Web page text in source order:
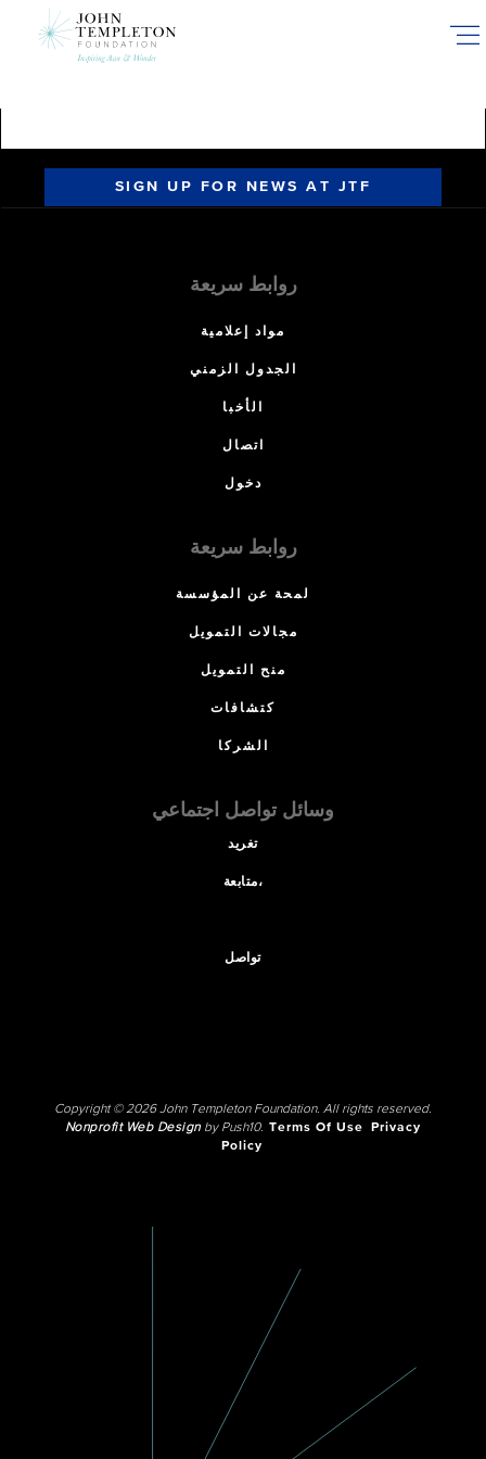
SIGN UP FOR NEWS AT JTF
روابط سريعة
مواد إعلامية
الجدول الزمني
الأخبا
اتصال
دخول
روابط سريعة
لمحة عن المؤسسة
مجالات التمويل
منح التمويل
كتشافات
الشركا
وسائل تواصل اجتماعي
تغريد
متابعة،
تواصل
Copyright © 2026 John Templeton Foundation. All rights reserved.
Nonprofit Web Designby Push10. Terms Of Use
Privacy
Policy